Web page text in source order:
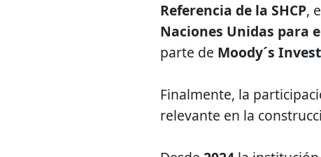
Referencia de la SHCP,
Naciones Unidas para
parte de Moody´s
Finalmente, la
relevante en la